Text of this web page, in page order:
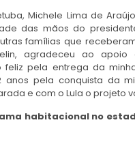
Michele Lima de
das mãos do
famílias que
agradeceu ao apoio
feliz pela entrega da
anos pela conquista da
e com o Lula o projeto
habitacional no